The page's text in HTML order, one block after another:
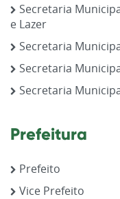
Secretaria
e Lazer
Secretaria
Secretaria
Secretaria
Prefeitura
Prefeito
Vice Prefeito